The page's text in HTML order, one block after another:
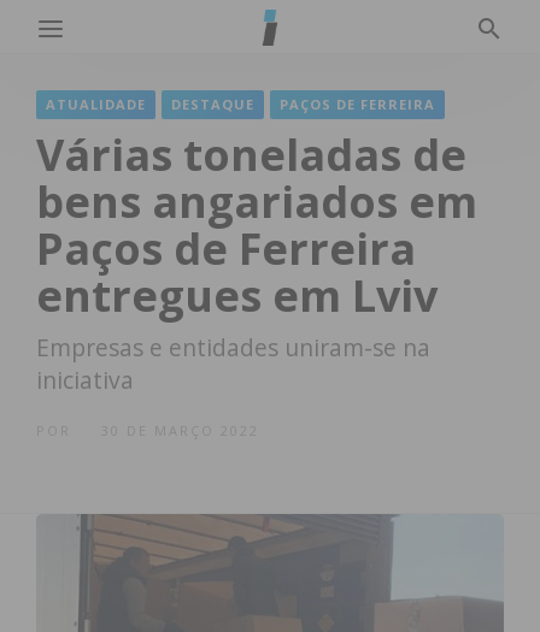
ATUALIDADE DESTAQUE PAÇOS DE FERREIRA
Várias toneladas de
bens angariados em
Paços de Ferreira
entregues em Lviv
Empresas e entidades uniram-se na
iniciativa
30 DE MARÇO 2022